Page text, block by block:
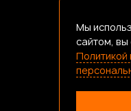
Политика В
Мы
сайтом,
Политикой